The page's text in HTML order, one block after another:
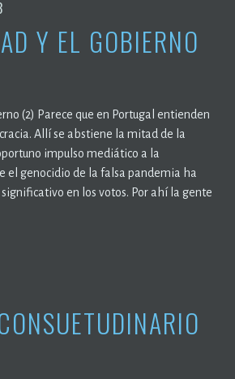
Y EL GOBIERNO
(2) Parece que en Portugal entienden
Allí se abstiene la mitad de la
impulso mediático a la
el genocidio de la falsa pandemia ha
en los votos. Por ahí la gente